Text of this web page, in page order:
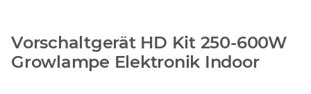
Vorschaltgerät HD Kit 250-600W
Growlampe Elektronik Indoor